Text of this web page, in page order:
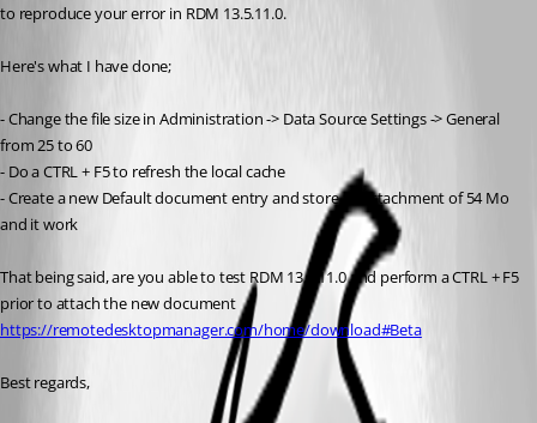
to reproduce your error in RDM 13.5.11.0.
Here's what I have done;
- Change the file size in Administration -> Data Source Settings -> General
from 25 to 60
- Do a CTRL + F5 to refresh the local cache
- Create a new Default document entry and store an attachment of 54 Mo
and it work
That being said, are you able to test RDM 13.5.11.0 and perform a CTRL + F5
prior to attach the new document
https://remotedesktopmanager.com/home/download#Beta
Best regards,